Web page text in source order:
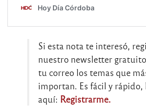
Si esta nota te interesó,
nuestro newsletter
tu correo los temas que
importan. Es fácil y rápido,
aquí: Registrarme.